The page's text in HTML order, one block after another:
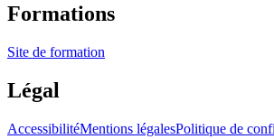
Formations
Site de formation
Légal
AccessibilitéMentions légalesPolitique de